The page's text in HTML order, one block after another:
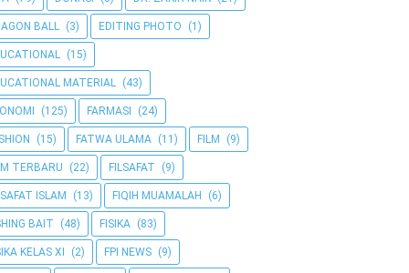
BALL (3) EDITING PHOTO (1)
(15)
MATERIAL (43)
(125) FARMASI (24)
(15) FATWA ULAMA (11) FILM (9)
TERBARU (22) FILSAFAT (9)
ISLAM (13) FIQIH MUAMALAH (6)
BAIT (48) FISIKA (83)
KELAS XI (2) FPI NEWS (9)